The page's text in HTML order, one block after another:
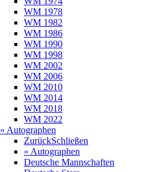
WM 1978
WM 1982
WM 1986
WM 1990
WM 1998
WM 2002
WM 2006
WM 2010
WM 2014
WM 2018
WM 2022
» Autographen
ZurückSchließen
» Autographen
Deutsche Mannschaften